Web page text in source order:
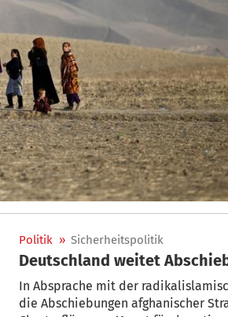
Politik » Sicherheitspolitik
Deutschland weitet
In Absprache mit der
die Abschiebungen afghanischer